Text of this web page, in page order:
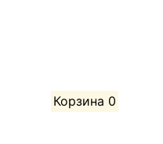
Корзина 0